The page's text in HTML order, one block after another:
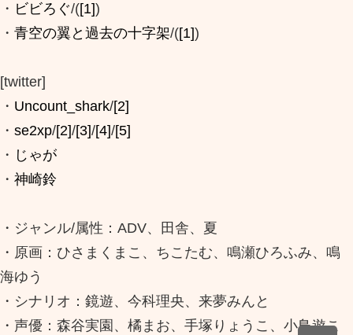
・ ビビろぐ/([1])
・ 青空の翼と過去の十字架/([1])
[twitter]
・ Uncount_shark/[2]
・ se2xp/[2]/[3]/[4]/[5]
・ じゃが
・ 神崎鈴
・ジャンル/属性：ADV、田舎、夏
・原画：ひさまくまこ、ちこたむ、鳴瀬ひろふみ、鳴
海ゆう
・シナリオ：鏡遊、今科理央、来夢みんと
・声優：森谷実園、橘まお、手塚りょうこ、小鳥遊こ